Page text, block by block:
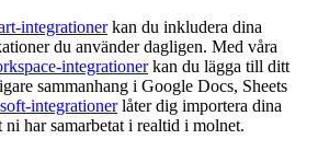
integrationerkan du inkludera dina
du använder dagligen. Med våra
integrationerkan du lägga till ditt
sammanhang i Google Docs, Sheets
integrationerlåter dig importera dina
har samarbetat i realtid i molnet.